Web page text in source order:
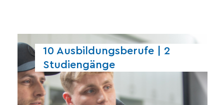
10 Ausbildungsberufe | 2
Studiengänge
zu fördern und ihnen eine solide
Basis für ihre berufliche Zukunft zu
bieten.